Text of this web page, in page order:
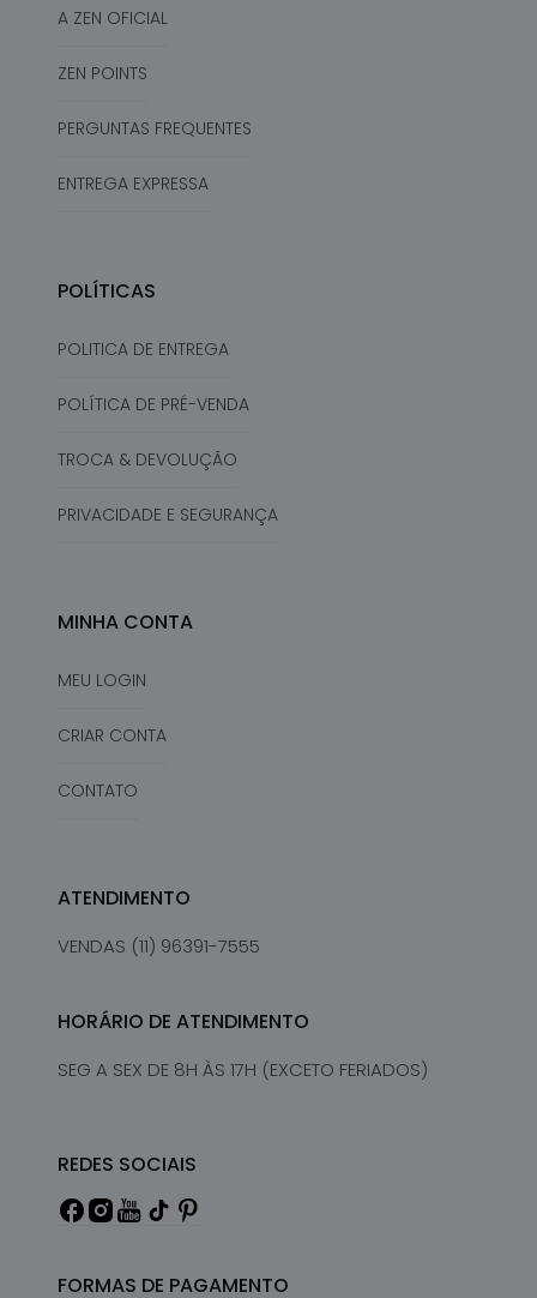
A ZEN OFICIAL
ZEN POINTS
PERGUNTAS FREQUENTES
ENTREGA EXPRESSA
POLÍTICAS
POLITICA DE ENTREGA
POLÍTICA DE PRÉ-VENDA
TROCA & DEVOLUÇÃO
PRIVACIDADE E SEGURANÇA
MINHA CONTA
MEU LOGIN
CRIAR CONTA
CONTATO
ATENDIMENTO
VENDAS (11) 96391-7555
HORÁRIO DE ATENDIMENTO
SEG A SEX DE 8H ÀS 17H (EXCETO FERIADOS)
REDES SOCIAIS
FORMAS DE PAGAMENTO